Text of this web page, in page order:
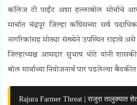
काॅलेज टी पाईंट अशा हल्लाबोल मोर्चाचे
मार्चात चंद्रपूर जिल्हा काँग्रेसच्या सर्व
नागरिकांसह मोठ्या संख्येने उपस्थित राहावे
जिल्हाध्यक्ष आमदार सुभाष धोटे यांनी
बोल मार्चाच्या नियोजनार्थ पार पडलेल्या
Rajura Farmer Threat | राजुरा तालुक्यात